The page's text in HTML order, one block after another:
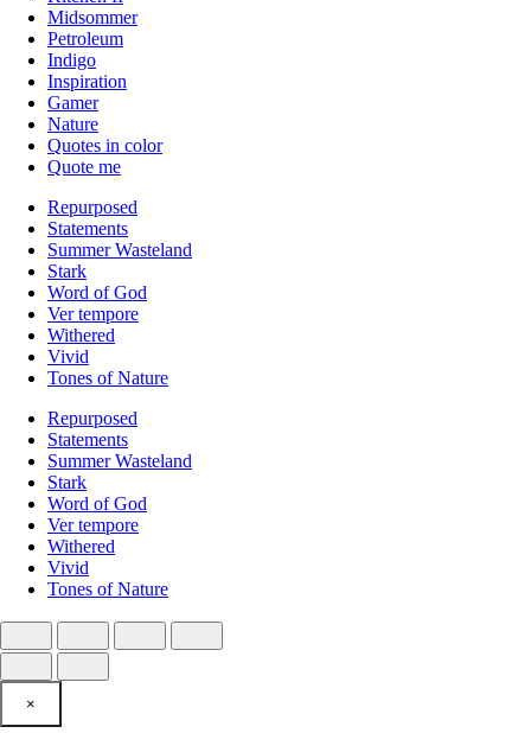
Midsommer
Petroleum
Indigo
Inspiration
Gamer
Nature
Quotes in color
Quote me
Repurposed
Statements
Summer Wasteland
Stark
Word of God
Ver tempore
Withered
Vivid
Tones of Nature
Repurposed
Statements
Summer Wasteland
Stark
Word of God
Ver tempore
Withered
Vivid
Tones of Nature
×